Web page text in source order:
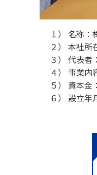
１） 名称
２） 本社
３） 代表者
４） 事業内
５） 資本金
６） 設立年